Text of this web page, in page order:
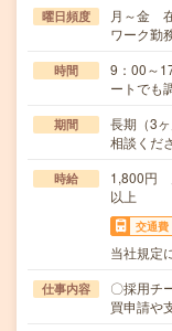
曜日頻度
月～金
ワーク勤
時間
9：00～
ートでも
期間
長期（3
相談くだ
時給
1,800円
以上
交通費
当社規定
仕事内容
〇採用チ
買申請や